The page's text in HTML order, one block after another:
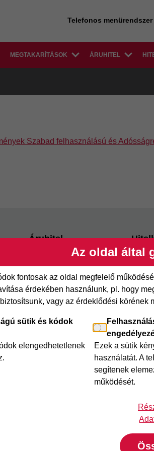
Telefonos menürendszer
MEGTAKARÍTÁSOK ÁRUHITEL
Szabad felhasználású és
Az oldal által
fontosak az oldal megfelelő
érdekében használunk, pl. hogy
vagy az érdeklődési
sütik és kódok
elengedhetetlenek
Ezek a sütik
használatát. A
segítenek
működését.
Áruhitel
Az áruhitelről
Joker részletfizetés
Online Áruhitel